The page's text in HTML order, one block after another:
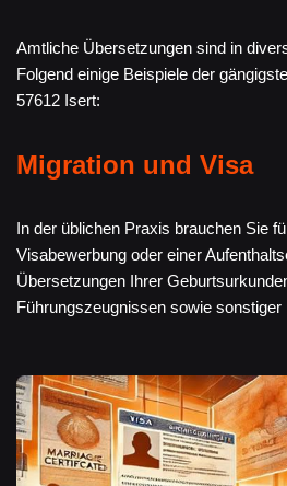
Amtliche Übersetzungen sind in
Folgend einige Beispiele der
57612 Isert:
Migration und Visa
In der üblichen Praxis brauchen Sie
Visabewerbung oder einer
Übersetzungen Ihrer
Führungszeugnissen sowie